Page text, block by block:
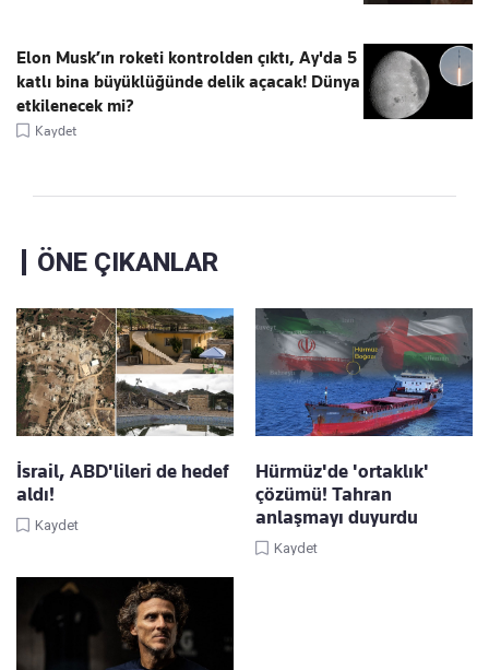
Elon Musk’ın roketi kontrolden çıktı, Ay'da 5
katlı bina büyüklüğünde delik açacak! Dünya
etkilenecek mi?
Kaydet
ÖNE ÇIKANLAR
İsrail, ABD'lileri de hedef
aldı!
Kaydet
Hürmüz'de 'ortaklık'
çözümü! Tahran
anlaşmayı duyurdu
Kaydet